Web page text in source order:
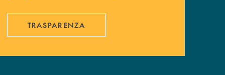
TRASPARENZA